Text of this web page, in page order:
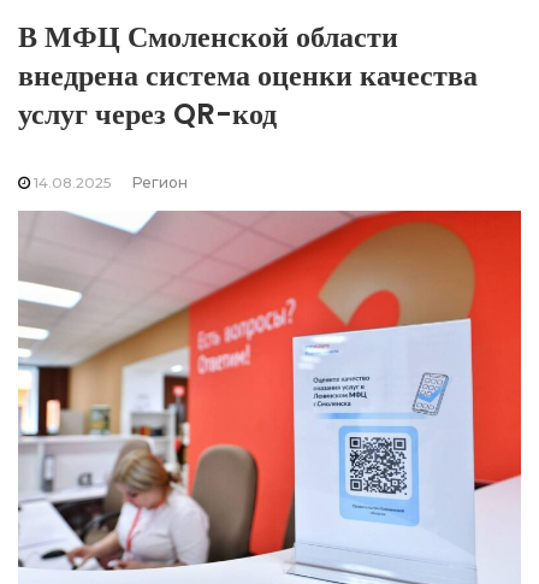
В МФЦ Смоленской области
внедрена система оценки качества
услуг через QR-код
14.08.2025 Регион